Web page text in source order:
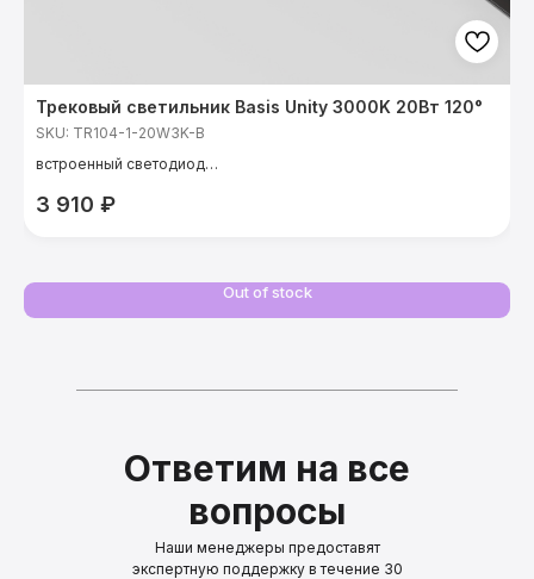
Трековый светильник Basis Unity 3000K 20Вт 120°
SKU: TR104-1-20W3K-B
встроенный светодиод
температура света: 3000 К
3 910 ₽
Out of stock
Наши менеджеры предоставят
экспертную поддержку в течение 30
Ответим на все
вопросы